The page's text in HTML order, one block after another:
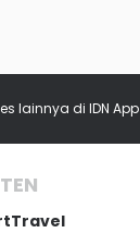
lainnya di IDN App
Travel